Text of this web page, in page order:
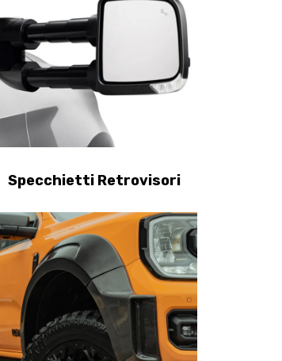
Specchietti Retrovisori